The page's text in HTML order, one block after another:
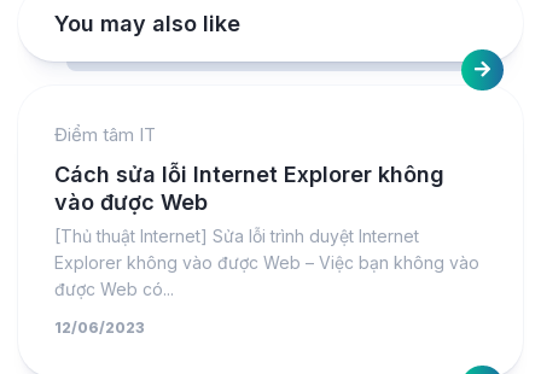
You may also like
Điểm tâm IT
Cách sửa lỗi Internet Explorer không
vào được Web
[Thủ thuật Internet] Sửa lỗi trình duyệt Internet
Explorer không vào được Web – Việc bạn không vào
được Web có...
12/06/2023